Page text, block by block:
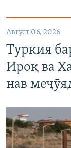
Август 06, 2026
Туркия
Ироқ ва
нав